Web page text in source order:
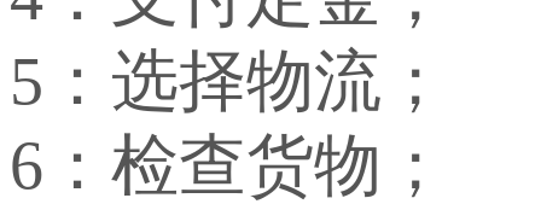
5：选择物流；
6：检查货物；